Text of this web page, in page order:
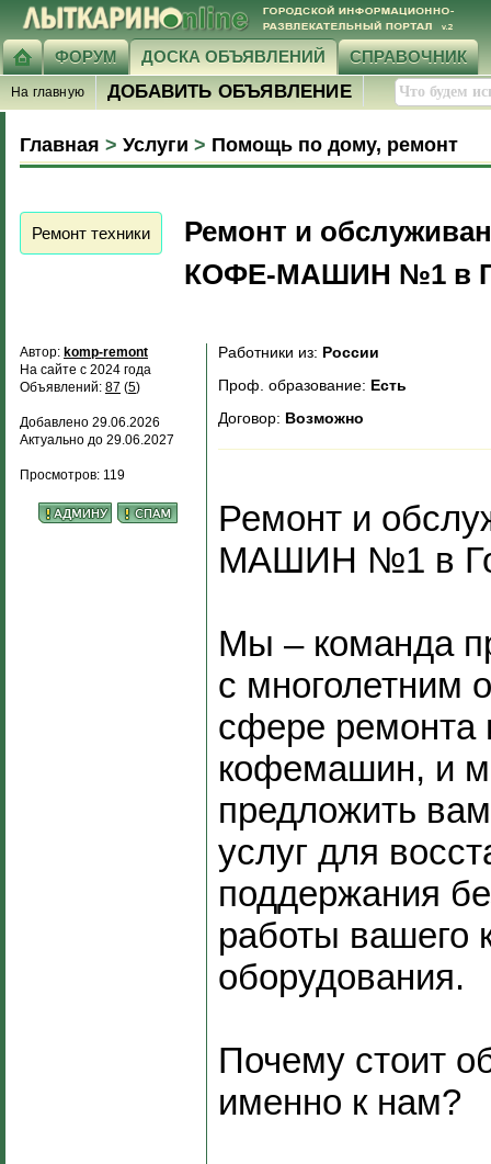
ФОРУМ ДОСКА ОБЪЯВЛЕНИЙ СПРАВОЧНИК
На главную ДОБАВИТЬ ОБЪЯВЛЕНИЕ
Главная > Услуги > Помощь по дому, ремонт
Ремонт техники
Ремонт и
КОФЕ-МАШИН №1 в
Автор: komp-remont
На сайте с 2024 года
Объявлений: 87 (5)
Добавлено 29.06.2026
Актуально до 29.06.2027
Просмотров: 119
Работники из: России
Проф. образование: Есть
Договор: Возможно
Ремонт и
МАШИН №1 в
Мы – команда
с многолетним
сфере ремонта
кофемашин, и
предложить
услуг для
поддержания
работы вашего
оборудования.
Почему стоит
именно к нам?